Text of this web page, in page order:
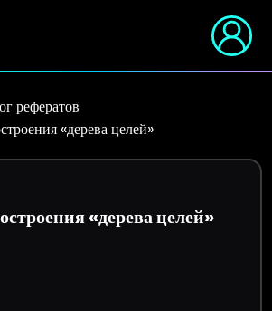
рефератов
«дерева целей»
«дерева целей»